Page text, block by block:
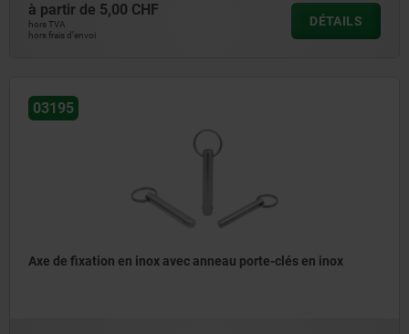
à partir de 5,00 CHF
hors TVA
hors frais d’envoi
DÉTAILS
03195
Axe de fixation en inox avec anneau porte-clés en inox